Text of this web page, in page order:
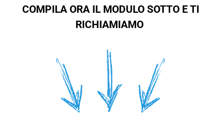
COMPILA ORA IL MODULO SOTTO E TI
RICHIAMIAMO